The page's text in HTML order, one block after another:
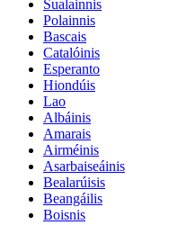
Sualainnis
Polainnis
Bascais
Catalóinis
Esperanto
Hiondúis
Lao
Albáinis
Amarais
Airméinis
Asarbaiseáinis
Bealarúisis
Beangáilis
Boisnis